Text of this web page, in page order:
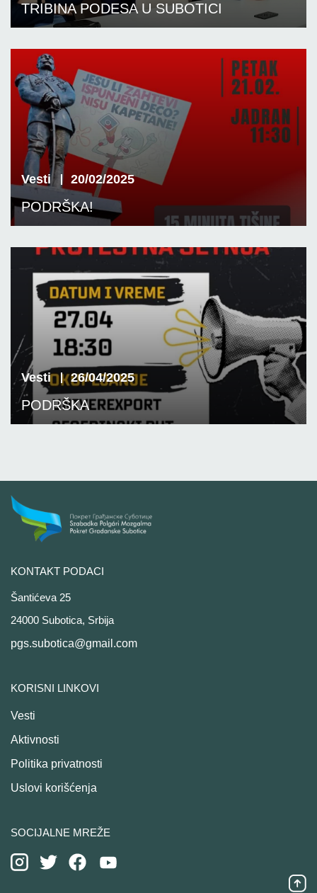
TRIBINA PODESA U SUBOTICI
Vesti 20/02/2025
PODRŠKA!
Vesti 26/04/2025
PODRŠKA
KONTAKT PODACI
Šantićeva 25
24000 Subotica, Srbija
pgs.subotica@gmail.com
KORISNI LINKOVI
Vesti
Aktivnosti
Politika privatnosti
Uslovi korišćenja
SOCIJALNE MREŽE